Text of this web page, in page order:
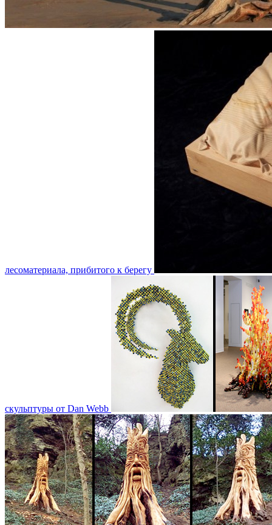
лесоматериала, прибитого к берегу
скульптуры от Dan Webb